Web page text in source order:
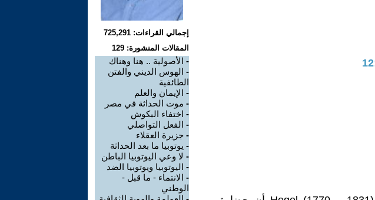
إجمالي القراءات: 725,291
المقالات المنشورة: 129
- الأصولية .. هنا وهناك
- الهوس الديني والفتن
الطائفية
- الإيمان والعلم
- موت الحداثة في مصر
- اختفاء البكوش
- الفعل التواصلي
- جزيرة العقلاء
- يوتوبيا ما بعد الحداثة
- لا وعي اليوتوبيا الباطن
- اليوتوبيا ويوتوبيا الضد
- الانتماء - ما قبل -
الوطني